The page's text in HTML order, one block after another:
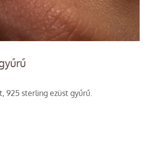
925 sterling ezüst gyűrű.